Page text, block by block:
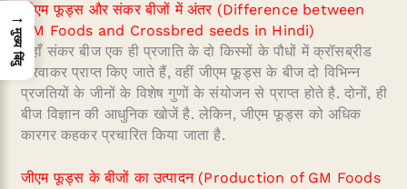
जीएम फूड्स और संकर बीजों में अंतर (Difference between
GM Foods and Crossbred seeds in Hindi)
जहाँ संकर बीज एक ही प्रजाति के दो किस्मों के पौधों में क्रॉसब्रीड
करवाकर प्राप्त किए जाते हैं, वहीं जीएम फूड्स के बीज दो विभिन्न
प्रजतियों के जीनों के विशेष गुणों के संयोजन से प्राप्त होते है. दोनों, ही
बीज विज्ञान की आधुनिक खोजें है. लेकिन, जीएम फूड्स को अधिक
कारगर कहकर प्रचारित किया जाता है.
जीएम फूड्स के बीजों का उत्पादन (Production of GM Foods
→
मुख्य बिंदु